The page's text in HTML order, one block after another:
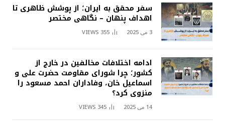
سفر محقق به ایران؛ از پوشش ظاهری تا
اهداف پنهان – نگاهی مختصر
3 می 2025 355
VIEWS
ادامه اختلافات مخالفین در خارج از
کشور؛ چرا شورای مقاومت حضرت علی و
اسماعیل خان، وفاداران احمد مسعود را
منزوی کرد؟
14 می 2025 345
VIEWS